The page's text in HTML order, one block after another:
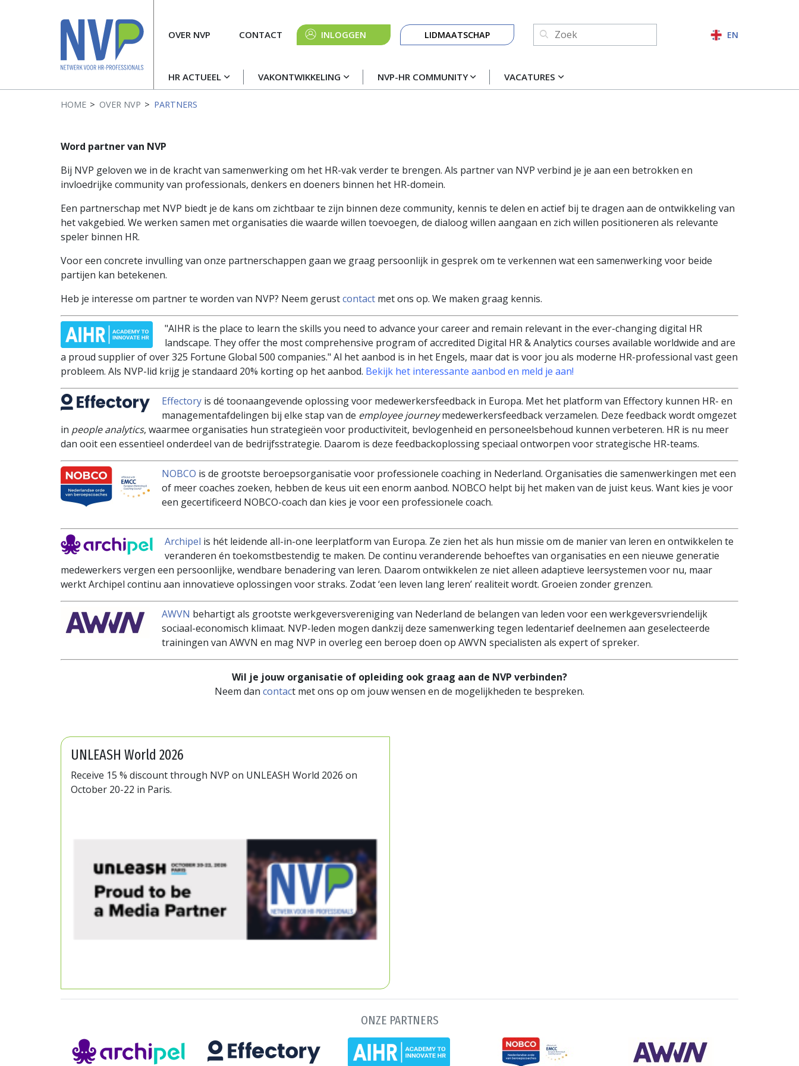
Hoofdnavigatie
HR ACTUEEL VAKONTWIKKELING NVP-HR COMMUNITY VACATURES
MetaOVER NVP CONTACT INLOGGEN
Knop
navigatie
LIDMAATSCHAP Zoeken:
ZOEKEN
EN
HOME OVER NVP PARTNERS
Word partner van NVP
Bij NVP geloven we in de kracht van samenwerking om het HR-vak verder te brengen. Als partner van NVP verbind je je aan een betrokken en
invloedrijke community van professionals, denkers en doeners binnen het HR-domein.
Een partnerschap met NVP biedt je de kans om zichtbaar te zijn binnen deze community, kennis te delen en actief bij te dragen aan de ontwikkeling van
het vakgebied. We werken samen met organisaties die waarde willen toevoegen, de dialoog willen aangaan en zich willen positioneren als relevante
speler binnen HR.
Voor een concrete invulling van onze partnerschappen gaan we graag persoonlijk in gesprek om te verkennen wat een samenwerking voor beide
partijen kan betekenen.
Heb je interesse om partner te worden van NVP? Neem gerustcontact met ons op. We maken graag kennis.
"AIHR is the place to learn the skills you need to advance your career and remain relevant in the ever-changing digital HR
landscape. They offer the most comprehensive program of accredited Digital HR & Analytics courses available worldwide and are
a proud supplier of over 325 Fortune Global 500 companies." Al het aanbod is in het Engels, maar dat is voor jou als moderne HR-professional vast geen
probleem. Als NVP-lid krijg je standaard 20% korting op het aanbod. Bekijk het interessante aanbod en meld je aan!
Effectory is dé toonaangevende oplossing voor medewerkersfeedback in Europa. Met het platform van Effectory kunnen HR- en
managementafdelingen bij elke stap van de employee journeymedewerkersfeedback verzamelen. Deze feedback wordt omgezet
in people analytics, waarmee organisaties hun strategieën voor productiviteit, bevlogenheid en personeelsbehoud kunnen verbeteren. HR is nu meer
dan ooit een essentieel onderdeel van de bedrijfsstrategie. Daarom is deze feedbackoplossing speciaal ontworpen voor strategische HR-teams.
NOBCO is de grootste beroepsorganisatie voor professionele coaching in Nederland. Organisaties die samenwerkingen met een
of meer coaches zoeken, hebben de keus uit een enorm aanbod. NOBCO helpt bij het maken van de juist keus. Want kies je voor
een gecertificeerd NOBCO-coach dan kies je voor een professionele coach.
Archipel is hét leidende all-in-one leerplatform van Europa. Ze zien het als hun missie om de manier van leren en ontwikkelen te
veranderen én toekomstbestendig te maken. De continu veranderende behoeftes van organisaties en een nieuwe generatie
medewerkers vergen een persoonlijke, wendbare benadering van leren. Daarom ontwikkelen ze niet alleen adaptieve leersystemen voor nu, maar
werkt Archipel continu aan innovatieve oplossingen voor straks. Zodat ‘een leven lang leren’ realiteit wordt. Groeien zonder grenzen.
AWVN behartigt als grootste werkgeversvereniging van Nederland de belangen van leden voor een werkgeversvriendelijk
sociaal-economisch klimaat. NVP-leden mogen dankzij deze samenwerking tegen ledentarief deelnemen aan geselecteerde
trainingen van AWVN en mag NVP in overleg een beroep doen op AWVN specialisten als expert of spreker.
Wil je jouw organisatie of opleiding ook graag aan de NVP verbinden?
Neem dan contact met ons op om jouw wensen en de mogelijkheden te bespreken.
UNLEASH World 2026
Receive 15 % discount through NVP on UNLEASH World 2026 on
October 20-22 in Paris.
ONZE PARTNERS